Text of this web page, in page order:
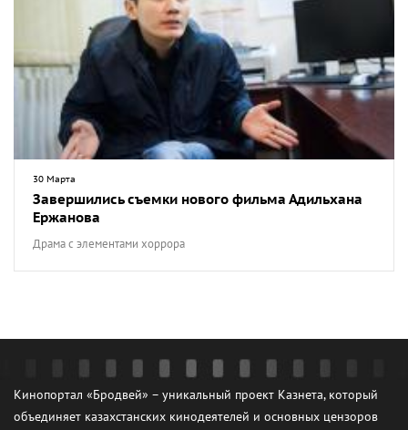
30 Марта
Завершились съемки нового фильма Адильхана
Ержанова
Драма с элементами хоррора
Кинопортал «Бродвей» – уникальный проект Казнета, который
объединяет казахстанских кинодеятелей и основных цензоров